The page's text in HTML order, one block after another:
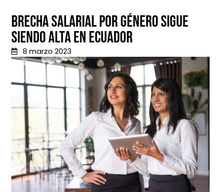
Brecha salarial por género sigue
siendo alta en Ecuador
8 marzo 2023